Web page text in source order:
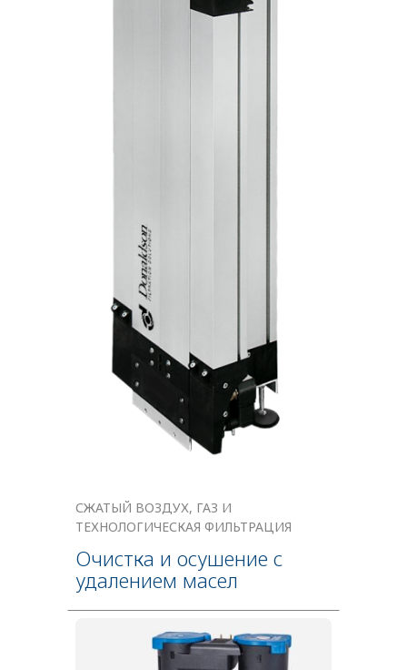
СЖАТЫЙ ВОЗДУХ, ГАЗ И
ТЕХНОЛОГИЧЕСКАЯ ФИЛЬТРАЦИЯ
Очистка и осушение с
удалением масел